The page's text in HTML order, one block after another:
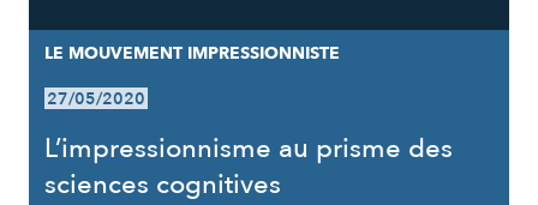
LE MOUVEMENT IMPRESSIONNISTE
27/05/2020
L’impressionnisme au prisme des
sciences cognitives